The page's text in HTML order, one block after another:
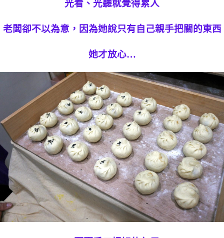
光看、光聽就覺得累人
老闆卻不以為意，因為她說只有自己親手把關的東西
她才放心…